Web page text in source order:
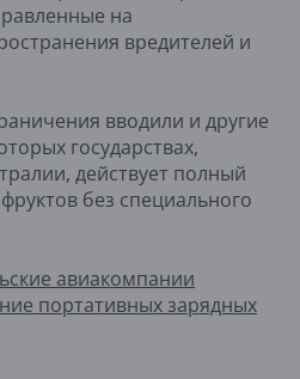
на
вредителей и
вводили и другие
государствах,
действует полный
без специального
авиакомпании
портативных зарядных